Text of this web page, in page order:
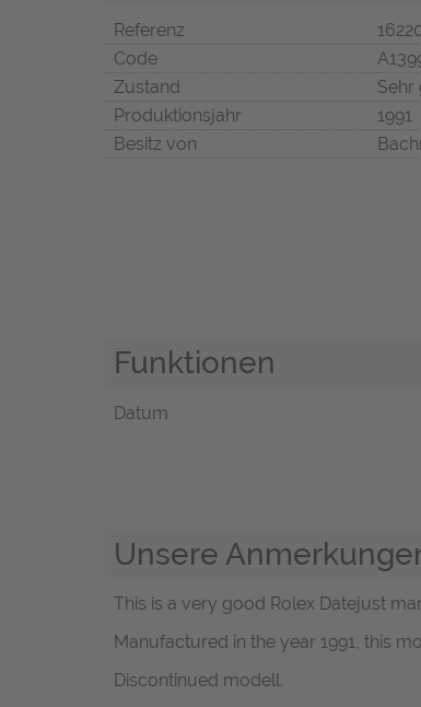
Referenz
Code
Zustand
Sehr
Produktionsjahr
1991
Besitz von
Funktionen
Datum
Unsere
This is a very good Rolex Datejust
Manufactured in the year 1991, this
Discontinued modell.